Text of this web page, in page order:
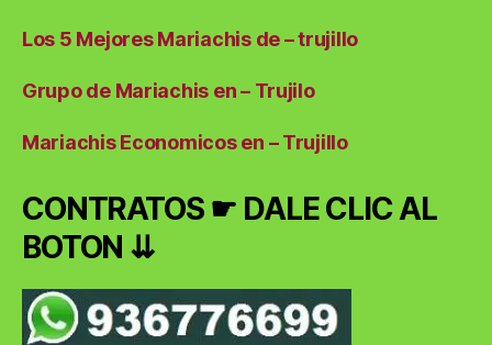
Los 5 Mejores Mariachis de – trujillo
Grupo de Mariachis en – Trujilo
Mariachis Economicos en – Trujillo
CONTRATOS ☛ DALE CLIC AL
BOTON ⇊